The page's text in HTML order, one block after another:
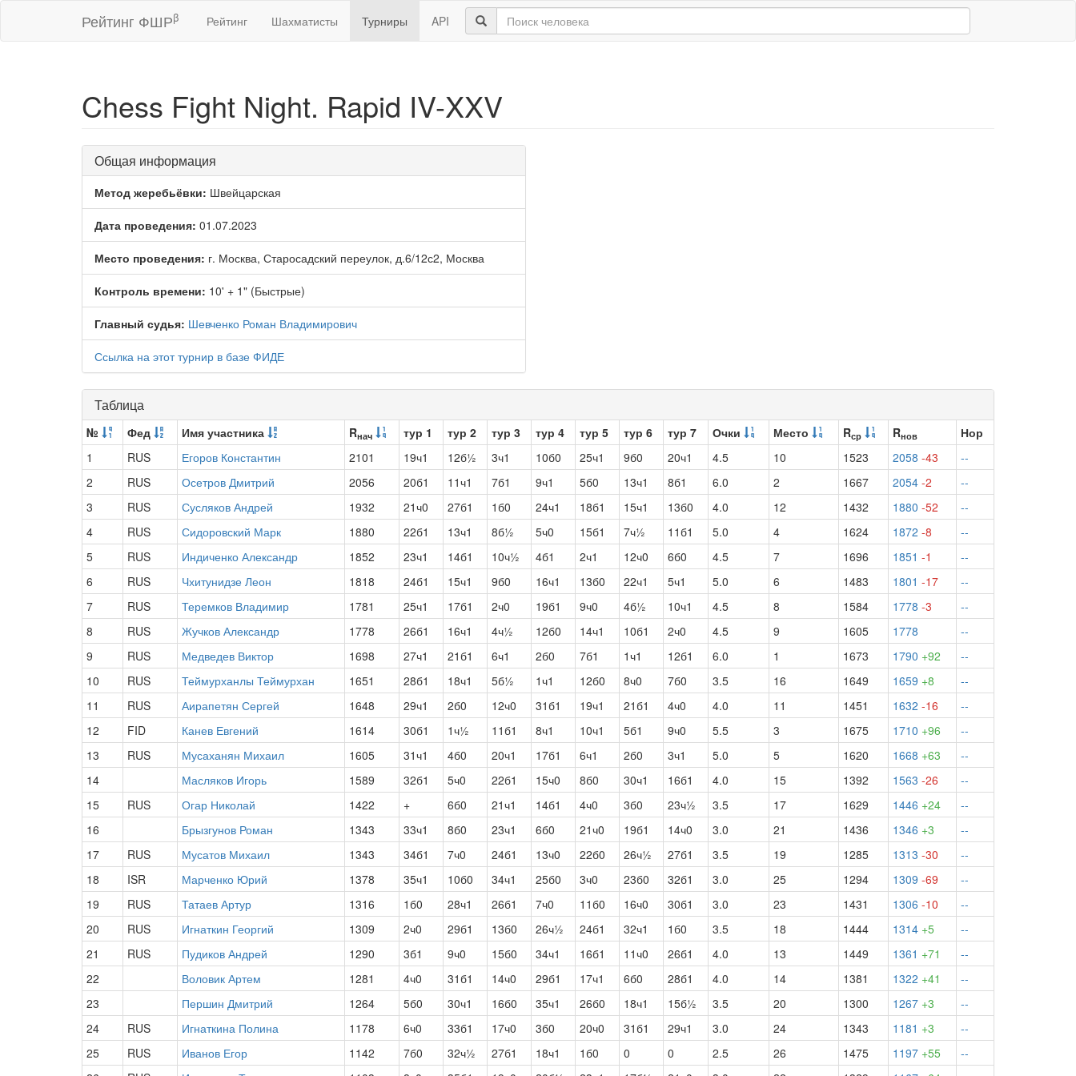
Рейтинг ФШРβ Рейтинг Шахматисты Турниры API
Chess Fight Night. Rapid IV-XXV
Общая информация
Метод жеребьёвки: Швейцарская
Дата проведения: 01.07.2023
Место проведения: г. Москва, Старосадский переулок, д.6/12с2, Москва
Контроль времени: 10' + 1" (Быстрые)
Главный судья: Шевченко Роман Владимирович
Ссылка на этот турнир в базе ФИДЕ
Таблица
№ Фед Имя участника Rнач тур 1 тур 2 тур 3 тур 4 тур 5 тур 6 тур 7 Очки Место Rср Rнов
Нор
1
RUS Егоров Константин 2101 19ч1 12б½ 3ч1 10б0 25ч1 9б0 20ч1 4.5 10 1523 2058 -43
--
2
RUS Осетров Дмитрий 2056 20б1 11ч1 7б1 9ч1 5б0 13ч1 8б1 6.0 2 1667 2054 -2
--
3
RUS Сусляков Андрей 1932 21ч0 27б1 1б0 24ч1 18б1 15ч1 13б0 4.0 12 1432 1880 -52
--
4
RUS Сидоровский Марк 1880 22б1 13ч1 8б½ 5ч0 15б1 7ч½ 11б1 5.0 4 1624 1872 -8
--
5
RUS Индиченко Александр 1852 23ч1 14б1 10ч½ 4б1 2ч1 12ч0 6б0 4.5 7 1696 1851 -1
--
6
RUS Чхитунидзе Леон 1818 24б1 15ч1 9б0 16ч1 13б0 22ч1 5ч1 5.0 6 1483 1801 -17
--
7
RUS Теремков Владимир 1781 25ч1 17б1 2ч0 19б1 9ч0 4б½ 10ч1 4.5 8 1584 1778 -3
--
8
RUS Жучков Александр 1778 26б1 16ч1 4ч½ 12б0 14ч1 10б1 2ч0 4.5 9 1605 1778
--
9
RUS Медведев Виктор 1698 27ч1 21б1 6ч1 2б0 7б1 1ч1 12б1 6.0 1 1673 1790 +92
--
10
RUS Теймурханлы Теймурхан 1651 28б1 18ч1 5б½ 1ч1 12б0 8ч0 7б0 3.5 16 1649 1659 +8
--
11
RUS Аирапетян Сергей 1648 29ч1 2б0 12ч0 31б1 19ч1 21б1 4ч0 4.0 11 1451 1632 -16
--
12
FID Канев Евгений 1614 30б1 1ч½ 11б1 8ч1 10ч1 5б1 9ч0 5.5 3 1675 1710 +96
--
13
RUS Мусаханян Михаил 1605 31ч1 4б0 20ч1 17б1 6ч1 2б0 3ч1 5.0 5 1620 1668 +63
--
14
Масляков Игорь 1589 32б1 5ч0 22б1 15ч0 8б0 30ч1 16б1 4.0 15 1392 1563 -26
--
15
RUS Огар Николай 1422 + 6б0 21ч1 14б1 4ч0 3б0 23ч½ 3.5 17 1629 1446 +24
--
16
Брызгунов Роман 1343 33ч1 8б0 23ч1 6б0 21ч0 19б1 14ч0 3.0 21 1436 1346 +3
--
17
RUS Мусатов Михаил 1343 34б1 7ч0 24б1 13ч0 22б0 26ч½ 27б1 3.5 19 1285 1313 -30
--
18
ISR Марченко Юрий 1378 35ч1 10б0 34ч1 25б0 3ч0 23б0 32б1 3.0 25 1294 1309 -69
--
19
RUS Татаев Артур 1316 1б0 28ч1 26б1 7ч0 11б0 16ч0 30б1 3.0 23 1431 1306 -10
--
20
RUS Игнаткин Георгий 1309 2ч0 29б1 13б0 26ч½ 24б1 32ч1 1б0 3.5 18 1444 1314 +5
--
21
RUS Пудиков Андрей 1290 3б1 9ч0 15б0 34ч1 16б1 11ч0 26б1 4.0 13 1449 1361 +71
--
22
Воловик Артем 1281 4ч0 31б1 14ч0 29б1 17ч1 6б0 28б1 4.0 14 1381 1322 +41
--
23
Першин Дмитрий 1264 5б0 30ч1 16б0 35ч1 26б0 18ч1 15б½ 3.5 20 1300 1267 +3
--
24
RUS Игнаткина Полина 1178 6ч0 33б1 17ч0 3б0 20ч0 31б1 29ч1 3.0 24 1343 1181 +3
--
25
RUS Иванов Егор 1142 7б0 32ч½ 27б1 18ч1 1б0 0 0 2.5 26 1475 1197 +55
--